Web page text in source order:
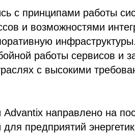
с принципами работы
и возможностями
работы сервисов и
с высокими
направлено на
предприятий